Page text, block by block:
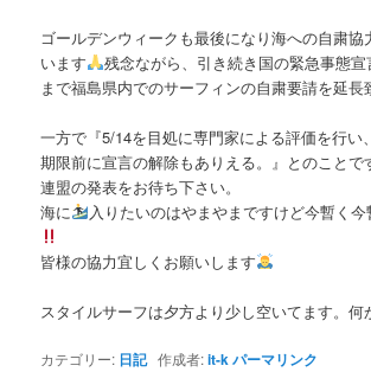
ゴールデンウィークも最後になり海への自粛協
います
残念ながら、引き続き国の緊急事態宣
まで福島県内でのサーフィンの自粛要請を延長
一方で『5/14を目処に専門家による評価を行い
期限前に宣言の解除もありえる。』とのことで
連盟の発表をお待ち下さい。
海に
入りたいのはやまやまですけど今暫く
皆様の協力宜しくお願いします
スタイルサーフは夕方より少し空いてます。何
カテゴリー: 日記作成者:it-kパーマリンク